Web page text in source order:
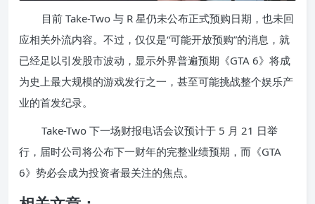
目前 Take-Two 与 R 星仍未公布正式预购日期，也未回
应相关外流内容。不过，仅仅是“可能开放预购”的消息，就
已经足以引发股市波动，显示外界普遍预期《GTA 6》将成
为史上最大规模的游戏发行之一，甚至可能挑战整个娱乐产
业的首发纪录。
Take-Two 下一场财报电话会议预计于 5 月 21 日举
行，届时公司将公布下一财年的完整业绩预期，而《GTA
6》势必会成为投资者最关注的焦点。